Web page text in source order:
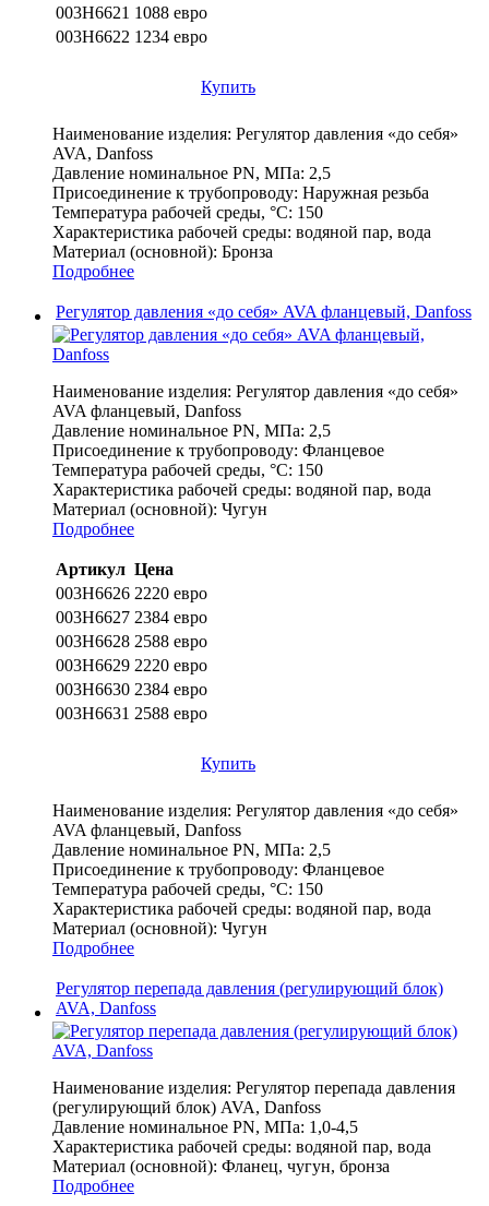
003H6621 1088 евро
003H6622 1234 евро
Купить
Наименование изделия: Регулятор давления «до себя»
AVA, Danfoss
Давление номинальное PN, МПа: 2,5
Присоединение к трубопроводу: Наружная резьба
Температура рабочей среды, °С: 150
Характеристика рабочей среды: водяной пар, вода
Материал (основной): Бронза
Подробнее
Регулятор давления «до себя» AVA фланцевый, Danfoss
Наименование изделия: Регулятор давления «до себя»
AVA фланцевый, Danfoss
Давление номинальное PN, МПа: 2,5
Присоединение к трубопроводу: Фланцевое
Температура рабочей среды, °С: 150
Характеристика рабочей среды: водяной пар, вода
Материал (основной): Чугун
Подробнее
Артикул Цена
003H6626 2220 евро
003H6627 2384 евро
003H6628 2588 евро
003H6629 2220 евро
003H6630 2384 евро
003H6631 2588 евро
Купить
Наименование изделия: Регулятор давления «до себя»
AVA фланцевый, Danfoss
Давление номинальное PN, МПа: 2,5
Присоединение к трубопроводу: Фланцевое
Температура рабочей среды, °С: 150
Характеристика рабочей среды: водяной пар, вода
Материал (основной): Чугун
Подробнее
Регулятор перепада давления (регулирующий блок)
AVA, Danfoss
Наименование изделия: Регулятор перепада давления
(регулирующий блок) AVA, Danfoss
Давление номинальное PN, МПа: 1,0-4,5
Характеристика рабочей среды: водяной пар, вода
Материал (основной): Фланец, чугун, бронза
Подробнее